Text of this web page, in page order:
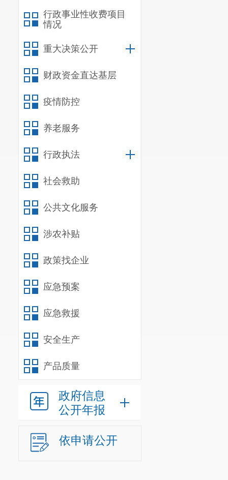
行政事业性收费项目
情况
重大决策公开
财政资金直达基层
疫情防控
养老服务
行政执法
社会救助
公共文化服务
涉农补贴
政策找企业
应急预案
应急救援
安全生产
产品质量
政府信息
公开年报
依申请公开